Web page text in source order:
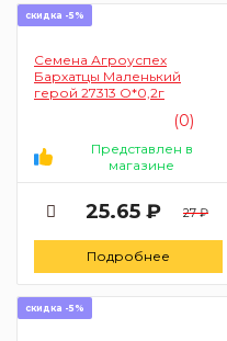
скидка -5%
Семена Агроуспех
Бархатцы Маленький
герой 27313 О*0,2г
(0)
Представлен в
магазине
25.65 ₽ 27 ₽
Подробнее
скидка -5%